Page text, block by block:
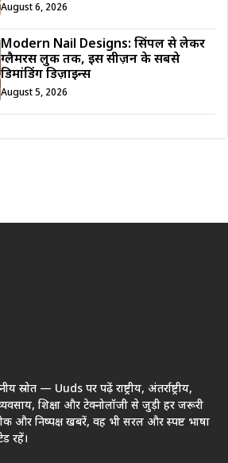
August 6, 2026
Modern Nail Designs: सिंपल से लेकर
ग्लैमरस लुक तक, इस सीज़न के सबसे
डिमांडिंग डिज़ाइन्स
August 5, 2026
स्रोत — Uuds पर पढ़ें राष्ट्रीय, अंतर्राष्ट्रीय,
शिक्षा और टेक्नोलॉजी से जुड़ी हर जरूरी
और निष्पक्ष खबरें, वह भी सरल और स्पष्ट भाषा
रहें।